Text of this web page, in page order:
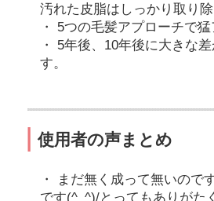
汚れた皮脂はしっかり取り除
5つの毛髪アプローチで猛
5年後、10年後に大きな
す。
使用者の声まとめ
まだ無く成って無いので
です(^_^)/とってもありがた